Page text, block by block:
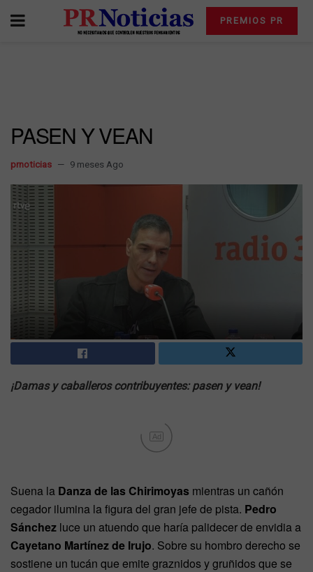
PREMIOS PR
PASEN Y VEAN
prnoticias 9 meses Ago
¡Damas y caballeros contribuyentes: pasen y vean!
Ad
Suena la Danza de las Chirimoyas mientras un cañón
cegador ilumina la figura del gran jefe de pista. Pedro
Sánchez luce un atuendo que haría palidecer de envidia a
Cayetano Martínez de Irujo. Sobre su hombro derecho se
sostiene un tucán que emite graznidos y gruñidos que se